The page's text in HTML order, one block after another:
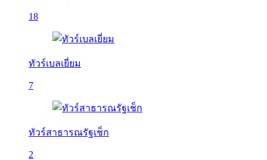
18
ทัวร์เบลเยี่ยม
7
ทัวร์สาธารณรัฐเช็ก
2